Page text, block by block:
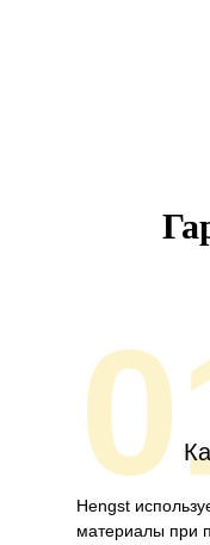
Hengst
материалы при